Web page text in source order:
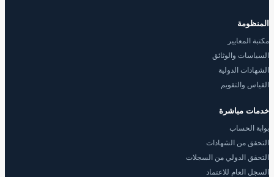
المنظومة
مكتبة المعايير
السياسات والوثائق
الشهادات الدولية
القياس والتقويم
خدمات مباشرة
بوابة الحساب
التحقق من الشهادات
التحقق الدولي من السجلات
السجل العام للاعتماد